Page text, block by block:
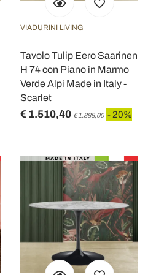
VIADURINI LIVING
Tavolo Tulip Eero Saarinen
H 74 con Piano in Marmo
Verde Alpi Made in Italy -
Scarlet
€ 1.510,40 € 1.888,00 - 20%